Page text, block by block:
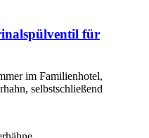
für
im Familienhotel,
selbstschließend